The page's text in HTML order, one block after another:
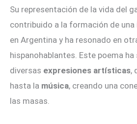
Su representación de la vida del
contribuido a la formación de una
en Argentina y ha resonado en
hispanohablantes. Este poema
diversas expresiones artísticas,
hasta la música, creando una
las masas.